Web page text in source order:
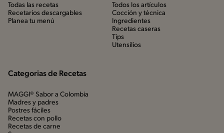
Todas las recetas
Recetarios descargables
Planea tu menú
Todos los artículos
Cocción y técnica
Ingredientes
Recetas caseras
Tips
Utensílios
Categorias de Recetas
MAGGI® Sabor a Colombia
Madres y padres
Postres fáciles
Recetas con pollo
Recetas de carne